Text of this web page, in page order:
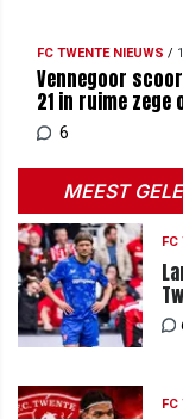
FC TWENTE NIEUWS /
Vennegoor
21 in ruime zege
6
MEEST
FC
FC